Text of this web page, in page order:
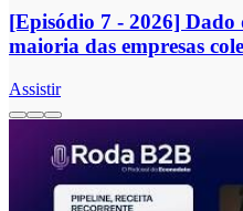
[Episódio 7 - 2026]
maioria das empresas
Assistir